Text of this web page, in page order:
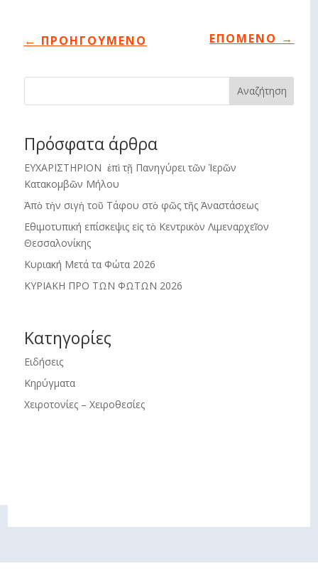
← ΠΡΟΗΓΟΥΜΕΝΟ ΕΠΟΜΕΝΟ →
Αναζήτηση
Πρόσφατα άρθρα
ΕΥΧΑΡΙΣΤΗΡΙΟΝ ἐπὶ τῇ Πανηγύρει τῶν Ἱερῶν
Κατακομβῶν Μήλου
Ἀπὸ τὴν σιγὴ τοῦ Τάφου στὸ φῶς τῆς Ἀναστάσεως
Εθιμοτυπική επίσκεψις εἰς τὸ Κεντρικὸν Λιμεναρχεῖον
Θεσσαλονίκης
Κυριακή Μετά τα Φώτα 2026
ΚΥΡΙΑΚΗ ΠΡΟ ΤΩΝ ΦΩΤΩΝ 2026
Kατηγορίες
Ειδήσεις
Κηρύγματα
Χειροτονίες – Χειροθεσίες